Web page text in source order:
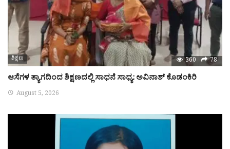
ಶಿಕ್ಷಣ 360 78
ಆಸೆಗಳ ತ್ಯಾಗದಿಂದ ಶಿಕ್ಷಣದಲ್ಲಿ ಸಾಧನೆ ಸಾಧ್ಯ: ಅವಿನಾಶ್ ಕೊಡಂಕಿರಿ
August 5, 2026